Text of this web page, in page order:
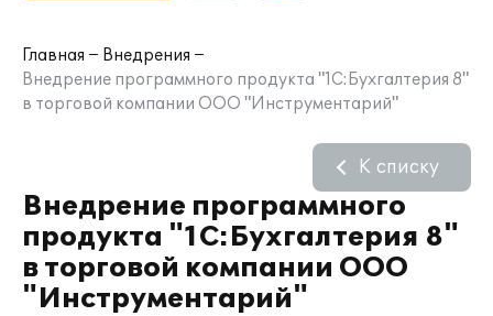
Главная
Внедрения
Внедрение программного продукта "1С:Бухгалтерия 8"
в торговой компании ООО "Инструментарий"
Внедрение программного
продукта "1С:Бухгалтерия 8"
в торговой компании ООО
"Инструментарий"
К списку